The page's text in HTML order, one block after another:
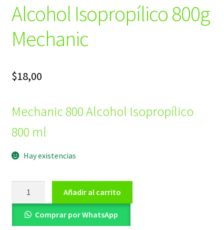
Alcohol Isopropílico 800g
Mechanic
$18,00
Mechanic 800 Alcohol Isopropílico
800 ml
Hay existencias
800g
Mechanic
Añadir al carrito
Comprar por WhatsApp